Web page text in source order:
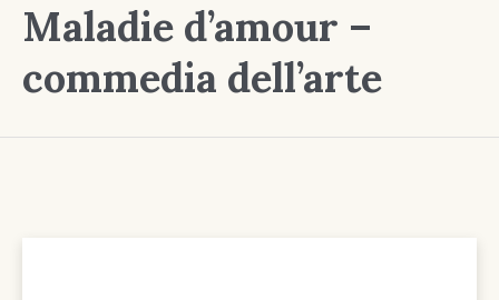
Maladie d’amour –
commedia dell’arte